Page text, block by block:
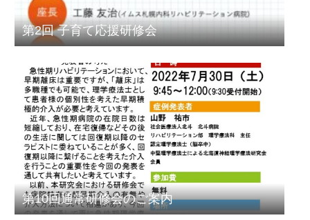
第2回 子育て応援研修会
第10回通常研修会のご案内